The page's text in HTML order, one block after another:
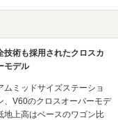
技術も採用されたクロスカ
モデル
ムミッドサイズステーショ
、V60のクロスオーバーモデ
地上高はベースのワゴン比